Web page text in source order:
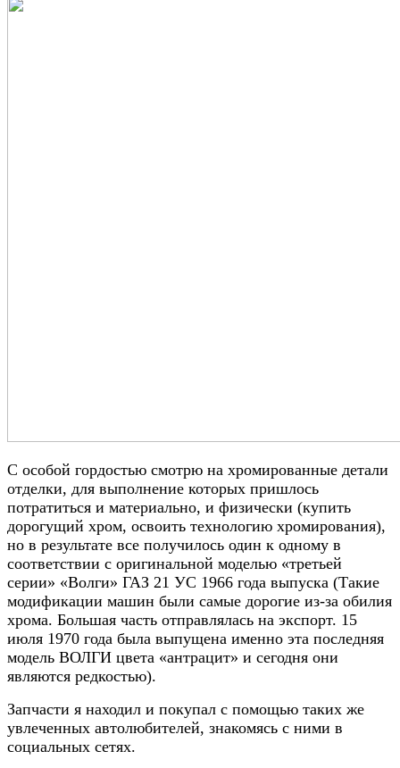
С особой гордостью смотрю на хромированные детали
отделки, для выполнение которых пришлось
потратиться и материально, и физически (купить
дорогущий хром, освоить технологию хромирования),
но в результате все получилось один к одному в
соответствии с оригинальной моделью «третьей
серии» «Волги» ГАЗ 21 УС 1966 года выпуска (Такие
модификации машин были самые дорогие из-за обилия
хрома. Большая часть отправлялась на экспорт. 15
июля 1970 года была выпущена именно эта последняя
модель ВОЛГИ цвета «антрацит» и сегодня они
являются редкостью).
Запчасти я находил и покупал с помощью таких же
увлеченных автолюбителей, знакомясь с ними в
социальных сетях.